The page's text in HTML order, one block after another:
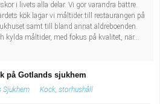
i livets alla delar. Vi gör varandra bättre.
kök lagar vi måltider till restaurangen på
samt till bland annat äldreboenden.
kylda måltider, med fokus på kvalitet, när...
på Gotlands sjukhem
Sjukhem Kock, storhushåll